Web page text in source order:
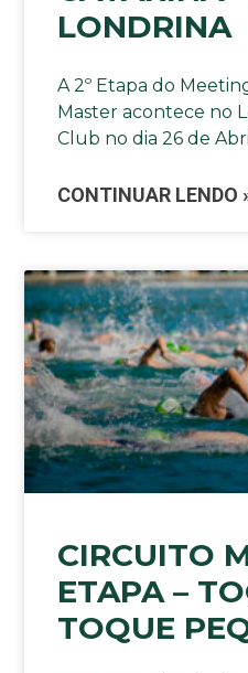
LONDRINA
A 2º Etapa do
Master acontece no
Club no dia 26 de
CONTINUAR LENDO
CIRCUITO
ETAPA –
TOQUE